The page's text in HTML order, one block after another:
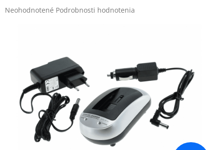
Priemerné
hviezdičiek.
Neohodnotené Podrobnosti hodnotenia